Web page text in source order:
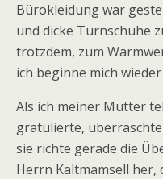
Bürokleidung war
und dicke Turnschuhe
trotzdem, zum
ich beginne mich
Als ich meiner Mutter
gratulierte,
sie richte gerade die
Herrn Kaltmamsell her,